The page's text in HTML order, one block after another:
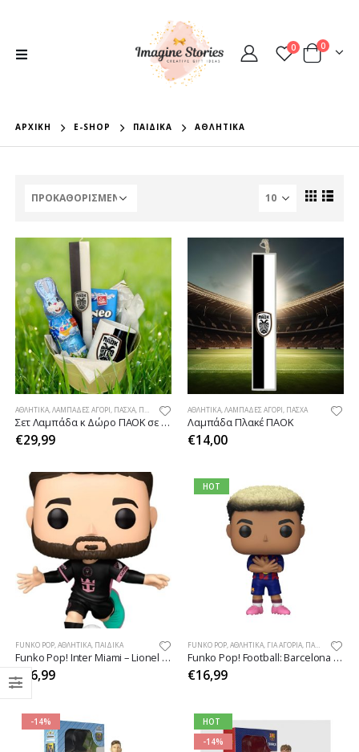
0 0
ΑΡΧΙΚΉ E-SHOP ΠΑΙΔΙΚΆ ΑΘΛΗΤΙΚΆ
ΑΘΛΗΤΙΚΆ,ΛΑΜΠΆΔΕΣ ΑΓΌΡΙ, ΠΆΣΧΑ, ΠΑΣΧΑΛΙΝΈΣ ΠΡΟΤΆΣΕΙΣ ΔΏΡΩΝ
Σετ Λαμπάδα κ Δώρο ΠΑΟΚ σε καλαθάκι
€29,99
ΑΘΛΗΤΙΚΆ,ΛΑΜΠΆΔΕΣ ΑΓΌΡΙ , ΠΆΣΧΑ
Λαμπάδα Πλακέ ΠΑΟΚ
€14,00
FUNKO POP,ΑΘΛΗΤΙΚΆ, ΠΑΙΔΙΚΆ
Funko Pop! Inter Miami – Lionel Messi #01
€ 16,99
HOT
FUNKO POP,ΑΘΛΗΤΙΚΆ, ΓΙΑ ΑΓΌΡΙΑ, ΠΑΙΔΙΚΆ
Funko Pop! Football: Barcelona – Lamine Yamal #74
€16,99
-14%
HOT
-14%